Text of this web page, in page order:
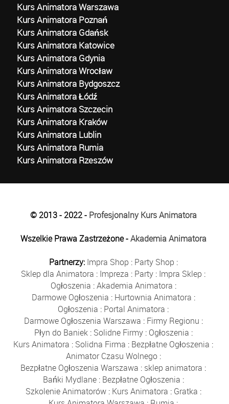
Kurs Animatora Warszawa
Kurs Animatora Poznań
Kurs Animatora Gdańsk
Kurs Animatora Katowice
Kurs Animatora Gdynia
Kurs Animatora Wrocław
Kurs Animatora Bydgoszcz
Kurs Animatora Łódź
Kurs Animatora Szczecin
Kurs Animatora Kraków
Kurs Animatora Lublin
Kurs Animatora Rumia
Kurs Animatora Rzeszów
© 2013 - 2022 - Profesjonalny Kurs Animatora
Wszelkie Prawa Zastrzeżone -Akademia Animatora
Partnerzy: Impra Shop : Party Shop :
Sklep dla Animatora : Impreza : Party : Impra Sklep :
Ogłoszenia :Akademia Animatora :
Darmowe Ogłoszenia : Hurtownia Animatora :
Ogłoszenia : Portal Animatora :
Darmowe Ogłoszenia Warszawa : Firmy Regionu :
Płyn do Baniek: Solidne Firmy: Ogłoszenia :
Kurs Animatora : Solidna Firma : Bezpłatne Ogłoszenia :
Animator Czasu Wolnego:
Bezpłatne Ogłoszenia Warszawa : sklep animatora :
Bańki Mydlane: Bezpłatne Ogłoszenia :
Szkolenie Animatorów: Kurs Animatora : Gratka :